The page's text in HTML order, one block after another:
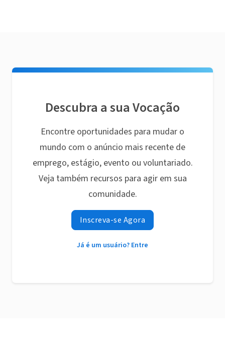
Descubra a sua Vocação
Encontre oportunidades para mudar o
mundo com o anúncio mais recente de
emprego, estágio, evento ou voluntariado.
Veja também recursos para agir em sua
comunidade.
Inscreva-se Agora
Já é um usuário? Entre